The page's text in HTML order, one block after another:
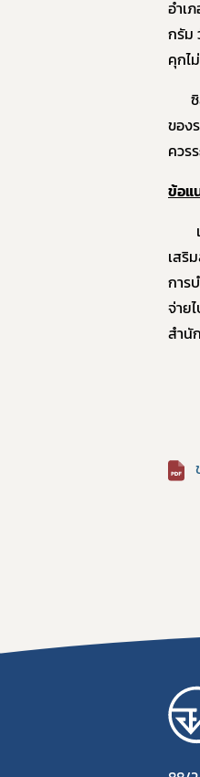
อำเ
กรัม
คุกไ
ของ
ควร
ข้อแ
เสริ
การ
จ่าย
สำนั